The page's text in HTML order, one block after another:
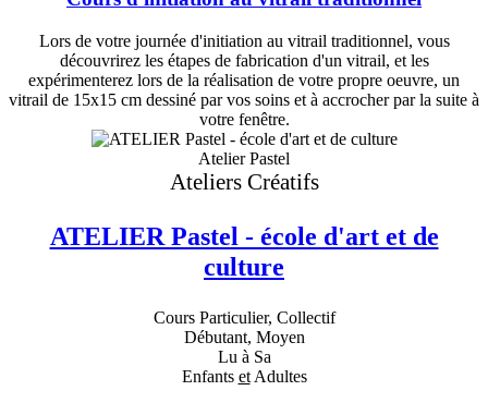
Lors de votre journée d'initiation au vitrail traditionnel, vous
découvrirez les étapes de fabrication d'un vitrail, et les
expérimenterez lors de la réalisation de votre propre oeuvre, un
vitrail de 15x15 cm dessiné par vos soins et à accrocher par la suite à
votre fenêtre.
Atelier Pastel
Ateliers Créatifs
ATELIER Pastel - école d'art et de
culture
Cours Particulier, Collectif
Débutant, Moyen
Lu à Sa
Enfants etAdultes